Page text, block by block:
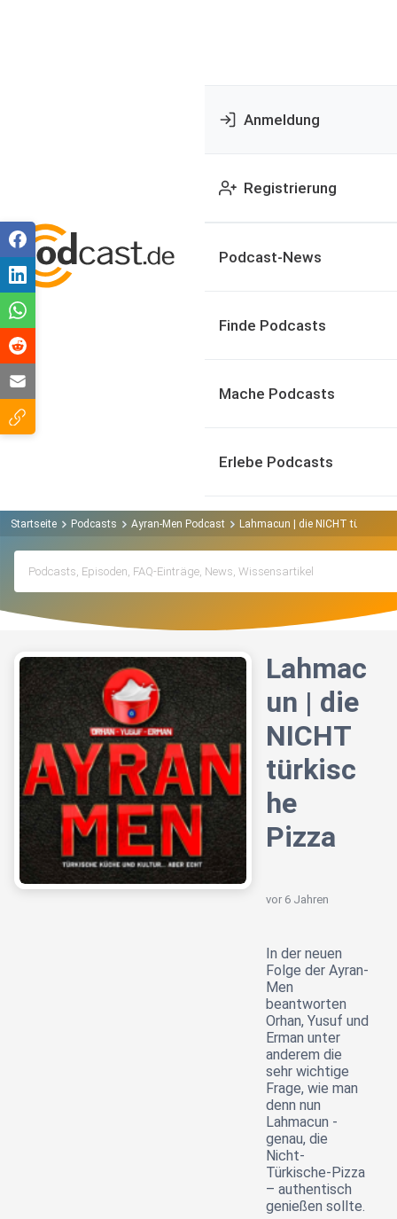
Anmeldung
Registrierung
Podcast-News
Finde Podcasts
Mache Podcasts
Erlebe Podcasts
Startseite Podcasts Ayran-Men Podcast Lahmacun | die NICHT
Lahmac
un | die
NICHT
türkisc
he
Pizza
vor 6 Jahren
In der neuen
Folge der Ayran-
Men
beantworten
Orhan, Yusuf und
Erman unter
anderem die
sehr wichtige
Frage, wie man
denn nun
Lahmacun -
genau, die
Nicht-
Türkische-Pizza
– authentisch
genießen sollte.